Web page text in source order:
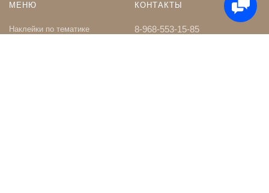
МЕНЮ
Наклейки по тематике
КОНТАКТЫ
8-968-553-15-85